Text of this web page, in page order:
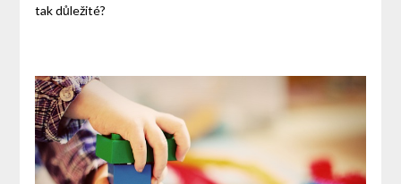
tak důležité?